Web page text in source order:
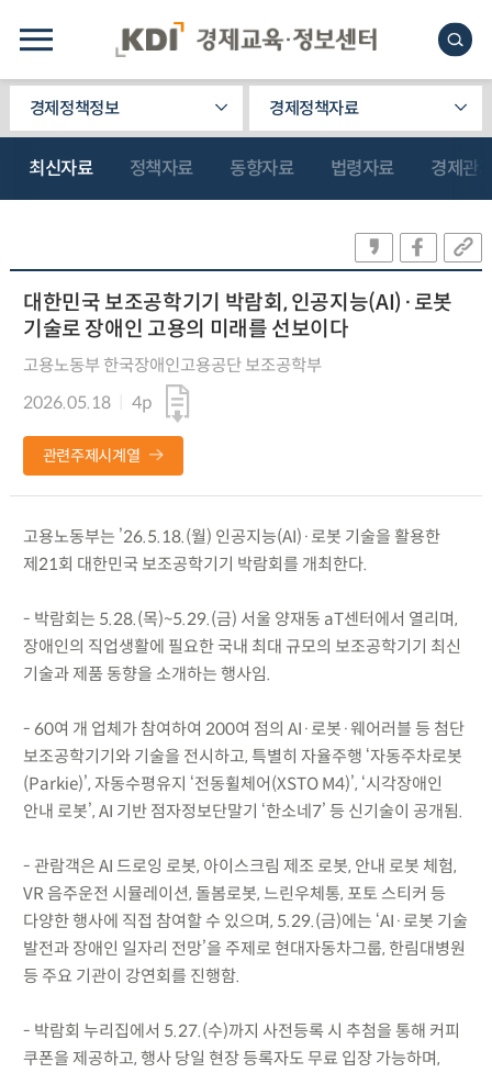
경제정책정보 경제정책자료
최신자료 정책자료 동향자료 법령자료 경제관
대한민국 보조공학기기 박람회, 인공지능(AI)·로봇
기술로 장애인 고용의 미래를 선보이다
고용노동부 한국장애인고용공단 보조공학부
2026.05.18
4p
관련주제시계열
고용노동부는 ’26.5.18.(월) 인공지능(AI)·로봇 기술을 활용한
제21회 대한민국 보조공학기기 박람회를 개최한다.
- 박람회는 5.28.(목)~5.29.(금) 서울 양재동 aT센터에서 열리며,
장애인의 직업생활에 필요한 국내 최대 규모의 보조공학기기 최신
기술과 제품 동향을 소개하는 행사임.
- 60여 개 업체가 참여하여 200여 점의 AI·로봇·웨어러블 등 첨단
보조공학기기와 기술을 전시하고, 특별히 자율주행 ‘자동주차로봇
(Parkie)’, 자동수평유지 ‘전동휠체어(XSTO M4)’, ‘시각장애인
안내 로봇’, AI 기반 점자정보단말기 ‘한소네7’ 등 신기술이 공개됨.
- 관람객은 AI 드로잉 로봇, 아이스크림 제조 로봇, 안내 로봇 체험,
VR 음주운전 시뮬레이션, 돌봄로봇, 느린우체통, 포토 스티커 등
다양한 행사에 직접 참여할 수 있으며, 5.29.(금)에는 ‘AI·로봇 기술
발전과 장애인 일자리 전망’을 주제로 현대자동차그룹, 한림대병원
등 주요 기관이 강연회를 진행함.
- 박람회 누리집에서 5.27.(수)까지 사전등록 시 추첨을 통해 커피
쿠폰을 제공하고, 행사 당일 현장 등록자도 무료 입장 가능하며,